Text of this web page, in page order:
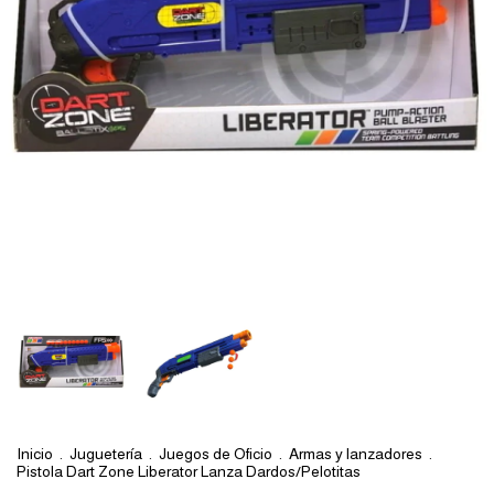
Inicio Juguetería Juegos de Oficio Armas y lanzadores
Pistola Dart Zone Liberator Lanza Dardos/Pelotitas